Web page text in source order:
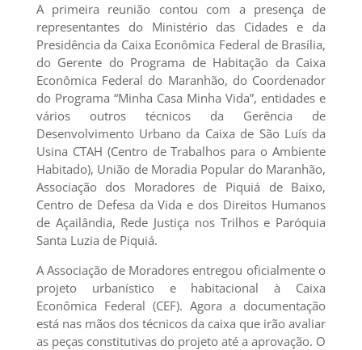
A primeira reunião contou com a presença de
representantes do Ministério das Cidades e da
Presidência da Caixa Econômica Federal de Brasília,
do Gerente do Programa de Habitação da Caixa
Econômica Federal do Maranhão, do Coordenador
do Programa “Minha Casa Minha Vida”, entidades e
vários outros técnicos da Gerência de
Desenvolvimento Urbano da Caixa de São Luís da
Usina CTAH (Centro de Trabalhos para o Ambiente
Habitado), União de Moradia Popular do Maranhão,
Associação dos Moradores de Piquiá de Baixo,
Centro de Defesa da Vida e dos Direitos Humanos
de Açailândia, Rede Justiça nos Trilhos e Paróquia
Santa Luzia de Piquiá.
A Associação de Moradores entregou oficialmente o
projeto urbanístico e habitacional à Caixa
Econômica Federal (CEF). Agora a documentação
está nas mãos dos técnicos da caixa que irão avaliar
as peças constitutivas do projeto até a aprovação. O